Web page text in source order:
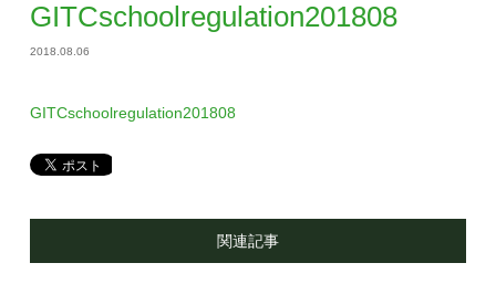
GITCschoolregulation201808
2018.08.06
GITCschoolregulation201808
関連記事